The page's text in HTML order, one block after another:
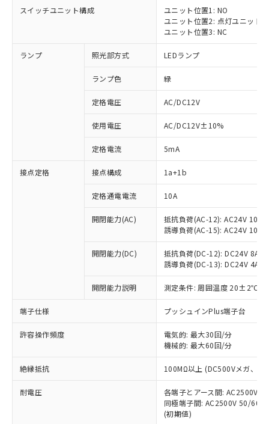
スイッチユニット構成
ユニット位置1: NO
ユニット位置2: 点灯ユニット
ユニット位置3: NC
ランプ 照光部方式 LEDランプ
ランプ色 緑
定格電圧 AC/DC12V
使用電圧 AC/DC12V±10%
定格電流 5mA
接点定格 接点構成 1a+1b
定格通電電流 10A
開閉能力(AC)
抵抗負荷(AC-12): AC24V 10A/
誘導負荷(AC-15): AC24V
開閉能力(DC)
抵抗負荷(DC-12): DC24V 8A/
誘導負荷(DC-13): DC24V 4A/
開閉能力説明 測定条件: 周囲温度 20±2℃、
端子仕様 プッシュインPlus端子台
許容操作頻度
電気的: 最大30回/分
機械的: 最大60回/分
絶縁抵抗 100MΩ以上 (DC500Vメガ、点
耐電圧
各端子とアース間: AC2500V
同極端子間: AC2500V 50/
(初期値)
ご利用条件
ご利用ください。
本サービスは、当社制御機器事業取扱
商品の当社在庫状況および標準価格
(税抜)を提供させていただくもので
当社制御機器事業取扱商品の中には、
本サービスの対象外となる商品もある
ことをご了承ください。
在庫状況および標準価格照会結果は、
対応済み：EU RoHS指令（10物質）の
非含有に対応した製品が提供可能な商品で
対応予定：EU RoHS指令（10物質）の非含
有に対応した製品に切り替える予定のある
対応予定なし：EU RoHS指令（10物質）の
非含有に非対応の商品で、対応品を出す予
定はありません。
調査・確認中：EU RoHS指令（10物質）の
非含有の対応状況を調査中または確認中の
害物質有無と関係のない商品です。
仕入先様の事情により、非含有部品として
いたものが、含有品と判明した場合などや
むを得ず変更することがあります。
※1 中国RoHS○×表
「○」：最大均質材料含有率が中国RoHSの
基準値以下であることを示します。
「×」：最大均質材料含有率が中国RoHSの
基準値を超えていることを示します。
「－」：未確認です。当社販売部門へお問
当社は、これら貴社製品のうち、外国
為替および外国貿易法に定める商品